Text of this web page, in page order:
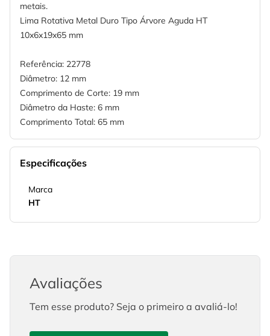
metais.
Lima Rotativa Metal Duro Tipo Árvore Aguda HT
10x6x19x65 mm
Referência: 22778
Diâmetro: 12 mm
Comprimento de Corte: 19 mm
Diâmetro da Haste: 6 mm
Comprimento Total: 65 mm
Especificações
Marca
HT
Avaliações
Tem esse produto? Seja o primeiro a avaliá-lo!